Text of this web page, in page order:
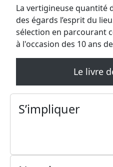
Marché de
Dimanche, 5 mai 2024
10H30 - 18H00
Poisson
Samedi, 13 avril 2024